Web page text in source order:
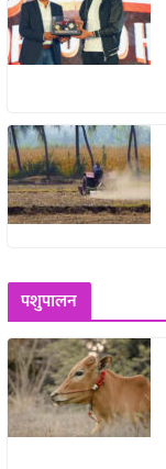
पशुपालन